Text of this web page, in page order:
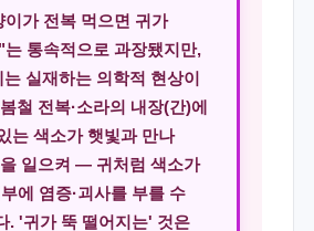
이가 전복 먹으면 귀가
는 통속적으로 과장됐지만,
는 실재하는 의학적 현상이
철 전복·소라의 내장(간)에
는 색소가 햇빛과 만나
일으켜 — 귀처럼 색소가
에 염증·괴사를 부를 수
. '귀가 뚝 떨어지는' 것은